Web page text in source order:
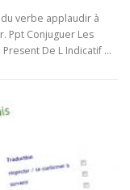
du verbe applaudir à
Ppt Conjuguer Les
De L Indicatif …